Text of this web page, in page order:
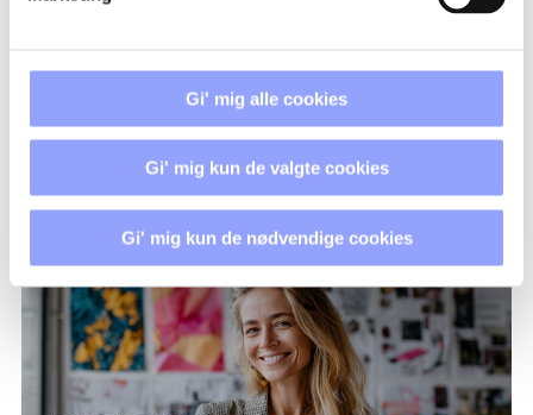
Gi' mig alle cookies
Gi' mig kun de valgte cookies
Gi' mig kun de nødvendige cookies
BYGGERI & ANLÆG